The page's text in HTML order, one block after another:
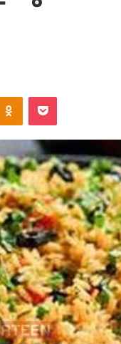
Odnoklassniki
Pocket